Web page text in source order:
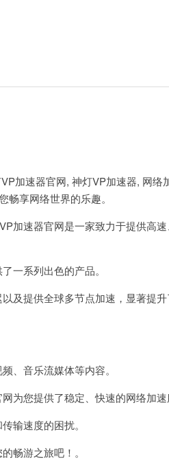
加速器官网, 神灯VP加速器, 网络
享网络世界的乐趣。
加速器官网是一家致力于提供高速
一系列出色的产品。
提供全球多节点加速，显著提
音乐流媒体等内容。
您提供了稳定、快速的网络加速
输速度的困扰。
畅游之旅吧！。